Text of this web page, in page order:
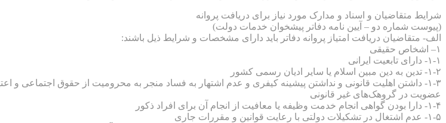
شرایط متقاضیان و اسناد و مدارک مورد نیاز برای دریافت پروانه
(پیوست شماره دو – آیین نامه دفاتر پیشخوان خدمات دولت)
الف- متقاضیان دریافت امتیاز پروانه دفاتر باید دارای مشخصات و شرایط ذیل باشند:
۱– اشخاص حقیقی
۱-۱- دارای تابعیت ایرانی
۱-۲- تدین به دین مبین اسلام یا سایر ادیان رسمی کشور
۱-۳- داشتن اهلیت قانونی و نداشتن پیشینه کیفری و عدم اشتهار به فساد منجر به محرومیت از حقوق اجتماعی و
عضویت در گروهک‌های غیر قانونی
۱-۴- دارا بودن گواهی انجام خدمت وظیفه یا معافیت از انجام آن برای افراد ذکور
۱-۵- عدم اشتغال در تشکیلات دولتی با رعایت قوانین و مقررات جاری